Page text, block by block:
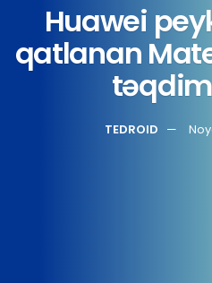
Huawei
qatlanan
TEDROID